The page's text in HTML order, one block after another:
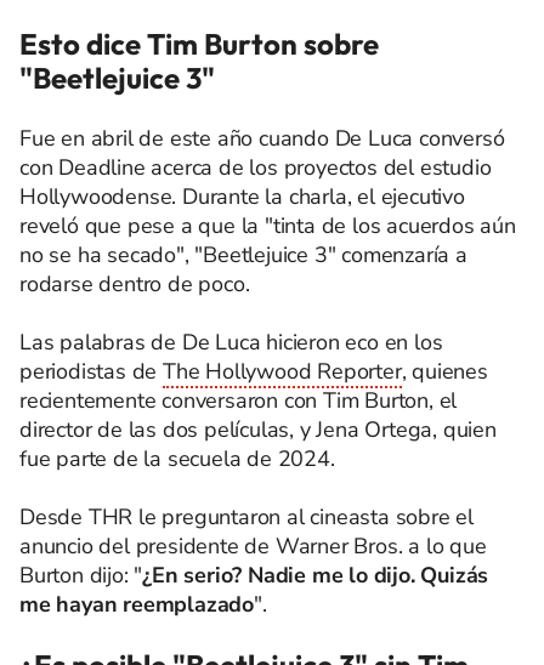
Esto dice Tim Burton sobre
"Beetlejuice 3"
Fue en abril de este año cuando De Luca conversó
con Deadline acerca de los proyectos del estudio
Hollywoodense. Durante la charla, el ejecutivo
reveló que pese a que la "tinta de los acuerdos aún
no se ha secado", "Beetlejuice 3" comenzaría a
rodarse dentro de poco.
Las palabras de De Luca hicieron eco en los
periodistas deThe Hollywood Reporter, quienes
recientemente conversaron con Tim Burton, el
director de las dos películas, y Jena Ortega, quien
fue parte de la secuela de 2024.
Desde THR le preguntaron al cineasta sobre el
anuncio del presidente de Warner Bros. a lo que
Burton dijo: "¿En serio? Nadie me lo dijo. Quizás
me hayan reemplazado".